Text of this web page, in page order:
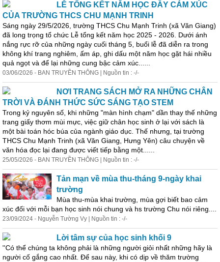
LỄ TỔNG KẾT NĂM HỌC ĐẦY CẢM XÚC
CỦA TRƯỜNG THCS CHU MẠNH TRINH
Sáng ngày 29/5/2026, trường THCS Chu Mạnh Trinh (xã Văn Giang)
đã long trọng tổ chức Lễ tổng kết năm học 2025 - 2026. Dưới ánh
nắng rực rỡ của những ngày cuối tháng 5, buổi lễ đã diễn ra trong
không khí trang nghiêm, ấm áp, ghi dấu một năm học gặt hái nhiều
quả ngọt và để lại những cung bậc cảm xúc......
03/06/2026 - BAN TRUYỀN THÔNG | Nguồn tin : -/-
NƠI TRANG SÁCH MỞ RA NHỮNG CHÂN
TRỜI VÀ ĐÁNH THỨC SỨC SÁNG TẠO STEM
Trong kỷ nguyên số, khi những "màn hình chạm" dần thay thế những
trang giấy thơm mùi mực, việc giữ chân học sinh ở lại với sách là
một bài toán hóc búa của ngành giáo dục. Thế nhưng, tại trường
THCS Chu Mạnh Trinh (xã Văn Giang, Hưng Yên) câu chuyện về
văn hóa đọc lại đang được viết tiếp bằng một......
25/05/2026 - BAN TRUYỀN THÔNG | Nguồn tin : -/-
Tản mạn về mùa thu-tháng 9-ngày khai
trường
Mùa thu-mùa khai trường, mùa gợi biết bao cảm
xúc đối với mỗi bạn học sinh nói chung và hs trường Chu nói riêng....
23/09/2024 - Nguyễn Tường Vy | Nguồn tin : -/-
Lời tâm sự của học sinh khối 9
''Có thể chúng ta không phải là những người giỏi nhất những hãy là
người cố gắng cao nhất. Để sau này, khi có dịp về thăm trường